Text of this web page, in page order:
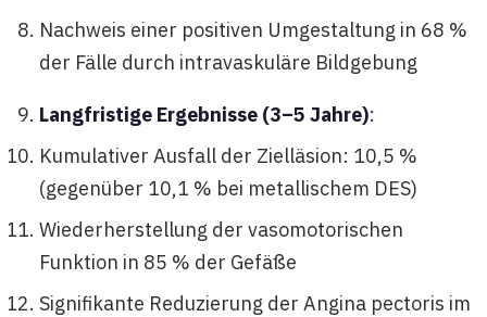
Nachweis einer positiven Umgestaltung in 68 %
der Fälle durch intravaskuläre Bildgebung
Langfristige Ergebnisse (3–5 Jahre):
Kumulativer Ausfall der Zielläsion: 10,5 %
(gegenüber 10,1 % bei metallischem DES)
Wiederherstellung der vasomotorischen
Funktion in 85 % der Gefäße
Signifikante Reduzierung der Angina pectoris im